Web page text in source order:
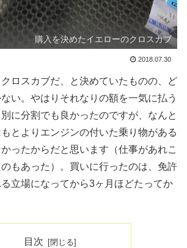
購入を決めたイエローのクロスカブ
2018.07.30
ロスカブだ、と決めていたものの、ど
い。やはりそれなりの額を一気に払う
に分割でも良かったのですが、なんと
とよりエンジンの付いた乗り物がある
ったからだと思います（仕事があれこ
もあった）。買いに行ったのは、免許
立場になってから3ヶ月ほどたってか
目次